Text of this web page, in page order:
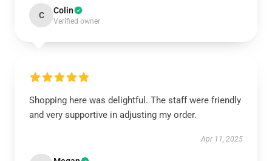
C Colin
Verified owner
Shopping here was delightful. The staff were friendly
and very supportive in adjusting my order.
Apr 11, 2025